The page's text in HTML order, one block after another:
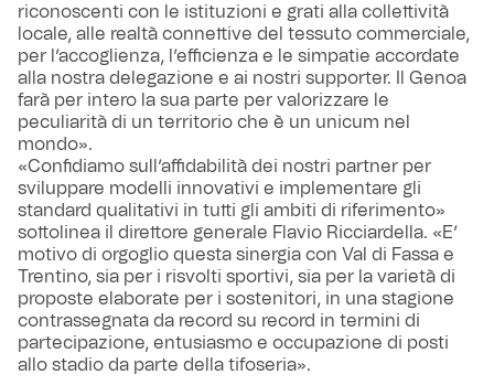
riconoscenti con le istituzioni e grati alla collettività
locale, alle realtà connettive del tessuto commerciale,
per l’accoglienza, l’efficienza e le simpatie accordate
alla nostra delegazione e ai nostri supporter. Il Genoa
farà per intero la sua parte per valorizzare le
peculiarità di un territorio che è un unicum nel
mondo».
«Confidiamo sull’affidabilità dei nostri partner per
sviluppare modelli innovativi e implementare gli
standard qualitativi in tutti gli ambiti di riferimento»
sottolinea il direttore generale Flavio Ricciardella. «E’
motivo di orgoglio questa sinergia con Val di Fassa e
Trentino, sia per i risvolti sportivi, sia per la varietà di
proposte elaborate per i sostenitori, in una stagione
contrassegnata da record su record in termini di
partecipazione, entusiasmo e occupazione di posti
allo stadio da parte della tifoseria».